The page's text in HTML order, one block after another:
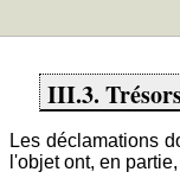
III.3.
Les déclamations
l'objet ont, en